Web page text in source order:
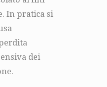
In pratica si
dei